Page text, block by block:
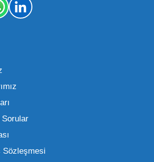
profesyonel çözümler üretiyoruz.
esnek çözümlerle, her ölçekteki
gücünü artırmayı hedefliyoruz.
kaliteyi uygun maliyetle
bizim önceliğimizdir. Toptan
yaparken sadece fiyat değil,
lojistik destek ve ürün sürekliliği
karlılığını doğrudan etkiler. Bu
Sorular
Sözleşmesi